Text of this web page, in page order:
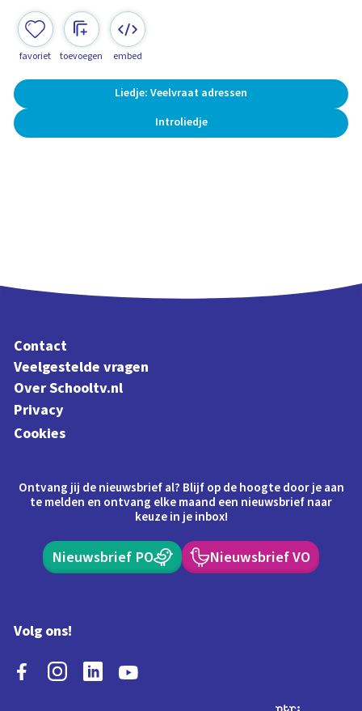
favoriet toevoegen embed
Liedje: Veelvraat adressen
Introliedje
Contact
Veelgestelde vragen
Over Schooltv.nl
Privacy
Cookies
Ontvang jij de nieuwsbrief al? Blijf op de hoogte door je aan
te melden en ontvang elke maand een nieuwsbrief naar
keuze in je inbox!
Nieuwsbrief PO Nieuwsbrief VO
Volg ons!